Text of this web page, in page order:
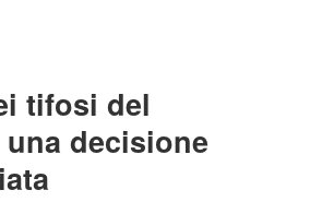
tifosi del
decisione